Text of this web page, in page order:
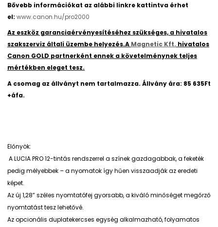
Bővebb információkat az alábbi linkre kattintva érhet
el: www.canon.hu/pro2000
Az eszköz garanciaérvényesítéséhez szükséges, a hivatalos
szakszerviz általi üzembe helyezés.A Magnetic Kft. hivatalos
Canon GOLD partnerként ennek a követelménynek teljes
mértékben eleget tesz.
A csomag az állványt nem tartalmazza. Állvány ára: 85 635Ft
+áfa.
Előnyök:
A LUCIA PRO 12-tintás rendszerrel a színek gazdagabbak, a feketék
pedig mélyebbek – a nyomatok így hűen visszaadják az eredeti
képet.
Az új 1,28” széles nyomtatófej gyorsabb, a kiváló minőséget megőrző
nyomtatást tesz lehetővé.
Az opcionális duplatekercses egység alkalmazható, folyamatos